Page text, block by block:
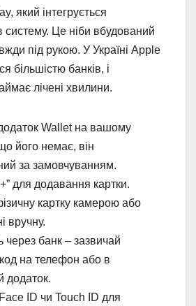
який інтегрується
систему. Це ніби вбудований
під рукою. У Україні Apple
більшістю банків, і
лічені хвилини.
Wallet на вашому
його немає, він
за замовчуванням.
для додавання картки.
картку камерою або
вручну.
через банк – зазвичай
на телефон або в
додаток.
ID чи Touch ID для